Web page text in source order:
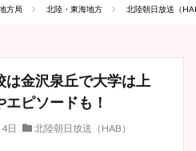
方局 北陸・東海地方 北陸朝日放送（
は金沢泉丘で大学は上
エピソードも！
日
北陸朝日放送（HAB）